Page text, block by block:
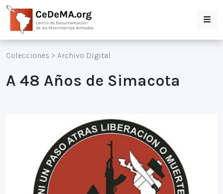
Colecciones > Archivo Digital
A 48 Años de Simacota